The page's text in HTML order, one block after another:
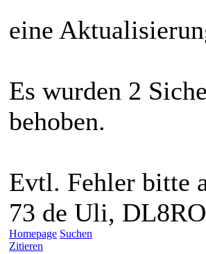
eine
Es wurden 2
behoben.
Evtl. Fehler bitte
73 de Uli, DL8RO
Homepage Suchen
Zitieren